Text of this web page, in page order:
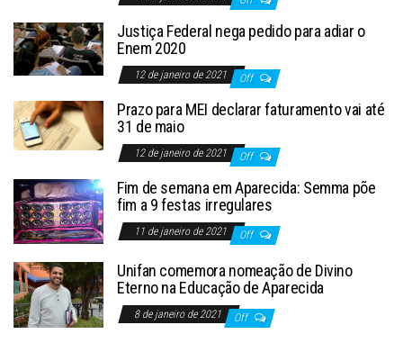
Justiça Federal nega pedido para adiar o
Enem 2020
12 de janeiro de 2021 Off
Prazo para MEI declarar faturamento vai até
31 de maio
12 de janeiro de 2021 Off
Fim de semana em Aparecida: Semma põe
fim a 9 festas irregulares
11 de janeiro de 2021 Off
Unifan comemora nomeação de Divino
Eterno na Educação de Aparecida
8 de janeiro de 2021 Off